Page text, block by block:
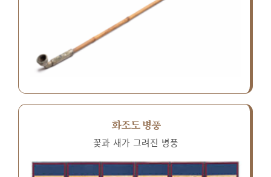
화조도 병풍
꽃과 새가 그려진 병풍